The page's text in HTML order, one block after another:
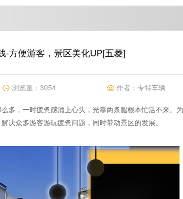
-方便游客，景区美化UP[五菱]
浏览量：3054 作者： 专特车辆
多，一时疲惫感涌上心头，光靠两条腿根本忙活不来。
解决众多游客游玩疲惫问题，同时带动景区的发展。